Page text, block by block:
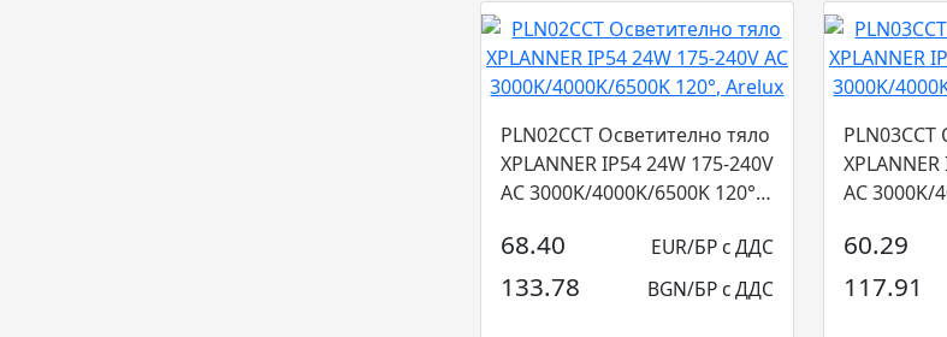
PLN02CCT Осветително тяло
XPLANNER IP54 24W 175-240V
AC 3000K/4000K/6500K 120°,
68.40 EUR/БР с ДДС
133.78 BGN/БР с ДДС
AC 3000K/
60.29
117.91